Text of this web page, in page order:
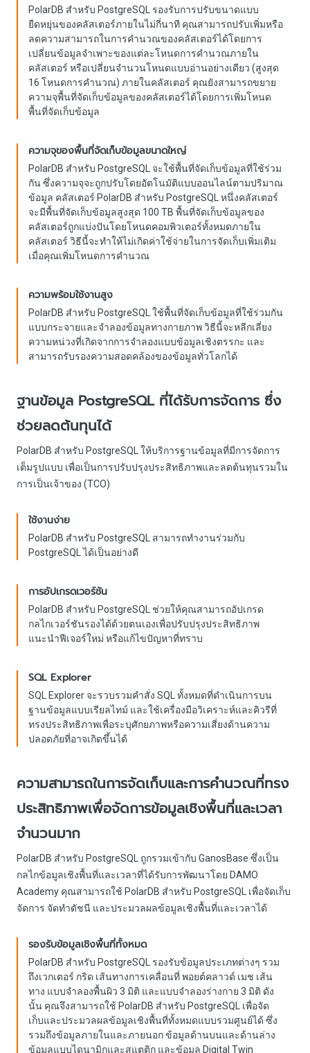
PolarDB สำหรับ PostgreSQL รองรับการปรับขนาดแบบ
ยืดหยุ่นของคลัสเตอร์ภายในไม่กี่นาที คุณสามารถปรับเพิ่มหรือ
ลดความสามารถในการคำนวณของคลัสเตอร์ได้โดยการ
เปลี่ยนข้อมูลจำเพาะของแต่ละโหนดการคำนวณภายใน
คลัสเตอร์ หรือเปลี่ยนจำนวนโหนดแบบอ่านอย่างเดียว (สูงสุด
16 โหนดการคำนวณ) ภายในคลัสเตอร์ คุณยังสามารถขยาย
ความจุพื้นที่จัดเก็บข้อมูลของคลัสเตอร์ได้โดยการเพิ่มโหนด
พื้นที่จัดเก็บข้อมูล
ความจุของพื้นที่จัดเก็บข้อมูลขนาดใหญ่
PolarDB สำหรับ PostgreSQL จะใช้พื้นที่จัดเก็บข้อมูลที่ใช้ร่วม
กัน ซึ่งความจุจะถูกปรับโดยอัตโนมัติแบบออนไลน์ตามปริมาณ
ข้อมูล คลัสเตอร์ PolarDB สำหรับ PostgreSQL หนึ่งคลัสเตอร์
จะมีพื้นที่จัดเก็บข้อมูลสูงสุด 100 TB พื้นที่จัดเก็บข้อมูลของ
คลัสเตอร์ถูกแบ่งปันโดยโหนดคอมพิวเตอร์ทั้งหมดภายใน
คลัสเตอร์ วิธีนี้จะทำให้ไม่เกิดค่าใช้จ่ายในการจัดเก็บเพิ่มเติม
เมื่อคุณเพิ่มโหนดการคำนวณ
ความพร้อมใช้งานสูง
PolarDB สำหรับ PostgreSQL ใช้พื้นที่จัดเก็บข้อมูลที่ใช้ร่วมกัน
แบบกระจายและจำลองข้อมูลทางกายภาพ วิธีนี้จะหลีกเลี่ยง
ความหน่วงที่เกิดจากการจำลองแบบข้อมูลเชิงตรรกะ และ
สามารถรับรองความสอดคล้องของข้อมูลทั่วโลกได้
ฐานข้อมูล PostgreSQL ที่ได้รับการจัดการ ซึ่ง
ช่วยลดต้นทุนได้
PolarDB สำหรับ PostgreSQL ให้บริการฐานข้อมูลที่มีการจัดการ
เต็มรูปแบบ เพื่อเป็นการปรับปรุงประสิทธิภาพและลดต้นทุนรวมใน
การเป็นเจ้าของ (TCO)
ใช้งานง่าย
PolarDB สำหรับ PostgreSQL สามารถทำงานร่วมกับ
PostgreSQL ได้เป็นอย่างดี
การอัปเกรดเวอร์ชัน
PolarDB สำหรับ PostgreSQL ช่วยให้คุณสามารถอัปเกรด
กลไกเวอร์ชันรองได้ด้วยตนเองเพื่อปรับปรุงประสิทธิภาพ
แนะนำฟีเจอร์ใหม่ หรือแก้ไขปัญหาที่ทราบ
SQL Explorer
SQL Explorer จะรวบรวมคำสั่ง SQL ทั้งหมดที่ดำเนินการบน
ฐานข้อมูลแบบเรียลไทม์ และใช้เครื่องมือวิเคราะห์และคิวรีที่
ทรงประสิทธิภาพเพื่อระบุศักยภาพหรือความเสี่ยงด้านความ
ปลอดภัยที่อาจเกิดขึ้นได้
ความสามารถในการจัดเก็บและการคำนวณที่ทรง
ประสิทธิภาพเพื่อจัดการข้อมูลเชิงพื้นที่และเวลา
จำนวนมาก
PolarDB สำหรับ PostgreSQL ถูกรวมเข้ากับ GanosBase ซึ่งเป็น
กลไกข้อมูลเชิงพื้นที่และเวลาที่ได้รับการพัฒนาโดย DAMO
Academy คุณสามารถใช้ PolarDB สำหรับ PostgreSQL เพื่อจัดเก็บ
จัดการ จัดทำดัชนี และประมวลผลข้อมูลเชิงพื้นที่และเวลาได้
รองรับข้อมูลเชิงพื้นที่ทั้งหมด
PolarDB สำหรับ PostgreSQL รองรับข้อมูลประเภทต่างๆ รวม
ถึงเวกเตอร์ กริด เส้นทางการเคลื่อนที่ พอยต์คลาวด์ เมช เส้น
ทาง แบบจำลองพื้นผิว 3 มิติ และแบบจำลองร่างกาย 3 มิติ ดัง
นั้น คุณจึงสามารถใช้ PolarDB สำหรับ PostgreSQL เพื่อจัด
เก็บและประมวลผลข้อมูลเชิงพื้นที่ทั้งหมดแบบรวมศูนย์ได้ ซึ่ง
รวมถึงข้อมูลภายในและภายนอก ข้อมูลด้านบนและด้านล่าง
ข้อมูลแบบไดนามิกและสแตติก และข้อมูล Digital Twin